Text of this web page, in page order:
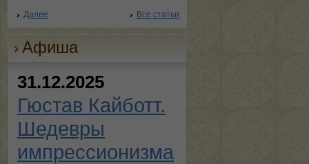
Далее Все статьи
Афиша
31.12.2025
Гюстав Кайботт.
Шедевры
импрессионизма